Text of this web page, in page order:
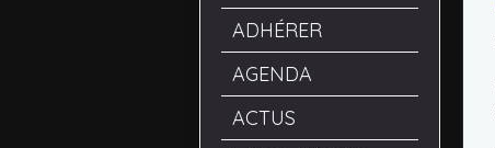
ADHÉRER
AGENDA
ACTUS